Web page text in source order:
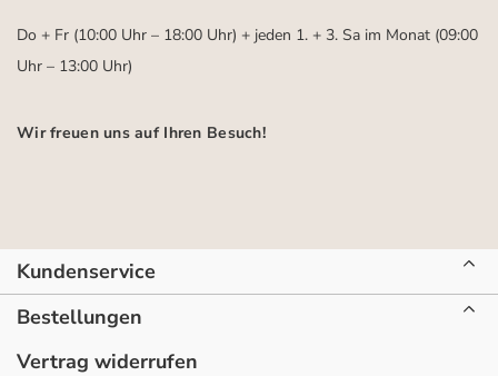
Do + Fr (10:00 Uhr – 18:00 Uhr) + jeden 1. + 3. Sa im Monat (09:00
Uhr – 13:00 Uhr)
Wir freuen uns auf Ihren Besuch!
Kundenservice
Bestellungen
Vertrag widerrufen